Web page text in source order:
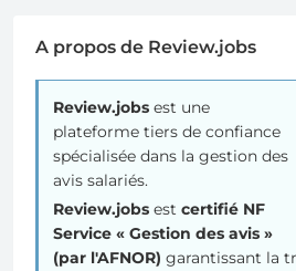
A propos de Review.jobs
Review.jobs est une
plateforme tiers de confiance
spécialisée dans la gestion des
avis salariés.
Review.jobs est certifié NF
Service « Gestion des avis »
(par l'AFNOR) garantissant la